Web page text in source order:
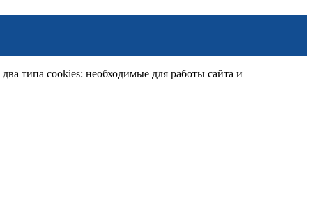
типа cookies: необходимые для работы сайта и